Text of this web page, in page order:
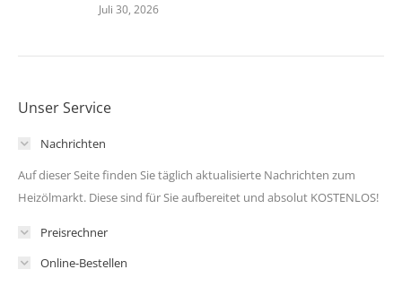
Juli 30, 2026
Unser Service
Nachrichten
Auf dieser Seite finden Sie täglich aktualisierte Nachrichten zum
Heizölmarkt. Diese sind für Sie aufbereitet und absolut KOSTENLOS!
Preisrechner
Online-Bestellen